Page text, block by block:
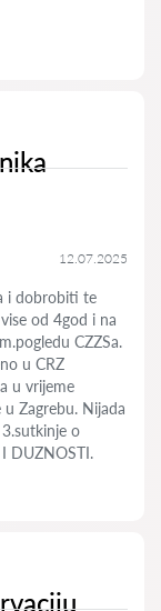
12.07.2025
i dobrobiti te
od 4god i na
CZZSa.
u CRZ
u vrijeme
Zagrebu. Nijada
o
DUZNOSTI.